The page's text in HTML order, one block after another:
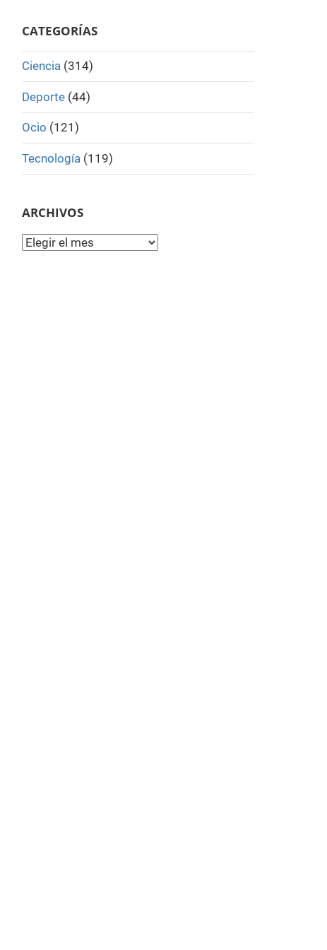
CATEGORÍAS
Ciencia(314)
Deporte(44)
Ocio (121)
Tecnología(119)
ARCHIVOS
Archivos